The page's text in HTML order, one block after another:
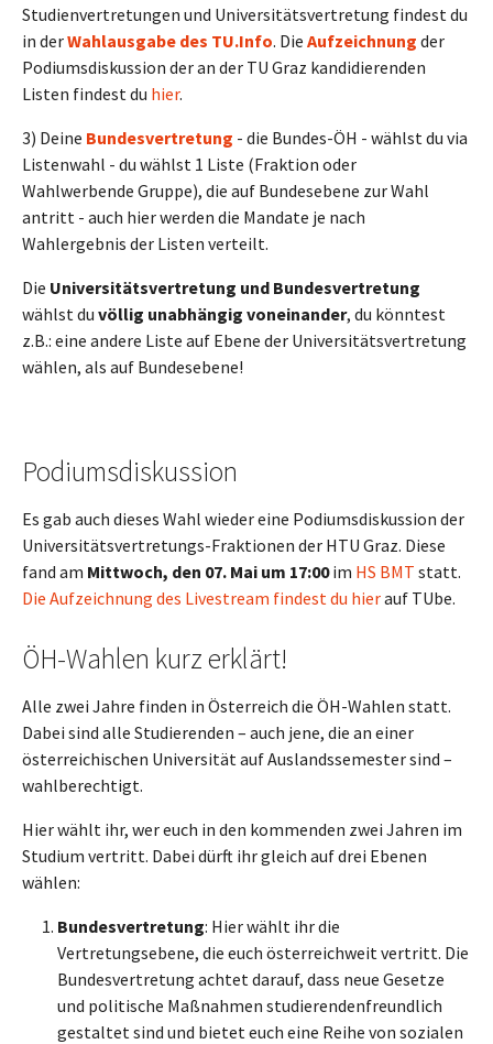
Studienvertretungen und Universitätsvertretung findest du
in derWahlausgabe des TU.Info. Die Aufzeichnung der
Podiumsdiskussion der an der TU Graz kandidierenden
Listen findest du hier.
3) Deine Bundesvertretung - die Bundes-ÖH - wählst du via
Listenwahl - du wählst 1 Liste (Fraktion oder
Wahlwerbende Gruppe), die auf Bundesebene zur Wahl
antritt - auch hier werden die Mandate je nach
Wahlergebnis der Listen verteilt.
Die Universitätsvertretung und Bundesvertretung
wählst du völlig unabhängig voneinander, du könntest
z.B.: eine andere Liste auf Ebene der Universitätsvertretung
wählen, als auf Bundesebene!
Podiumsdiskussion
Es gab auch dieses Wahl wieder eine Podiumsdiskussion der
Universitätsvertretungs-Fraktionen der HTU Graz. Diese
fand am Mittwoch, den 07. Mai um 17:00im HS BMT statt.
Die Aufzeichnung des Livestream findest du hierauf TUbe.
ÖH-Wahlen kurz erklärt!
Alle zwei Jahre finden in Österreich die ÖH-Wahlen statt.
Dabei sind alle Studierenden – auch jene, die an einer
österreichischen Universität auf Auslandssemester sind –
wahlberechtigt.
Hier wählt ihr, wer euch in den kommenden zwei Jahren im
Studium vertritt. Dabei dürft ihr gleich auf drei Ebenen
wählen:
Bundesvertretung: Hier wählt ihr die
Vertretungsebene, die euch österreichweit vertritt. Die
Bundesvertretung achtet darauf, dass neue Gesetze
und politische Maßnahmen studierendenfreundlich
gestaltet sind und bietet euch eine Reihe von sozialen